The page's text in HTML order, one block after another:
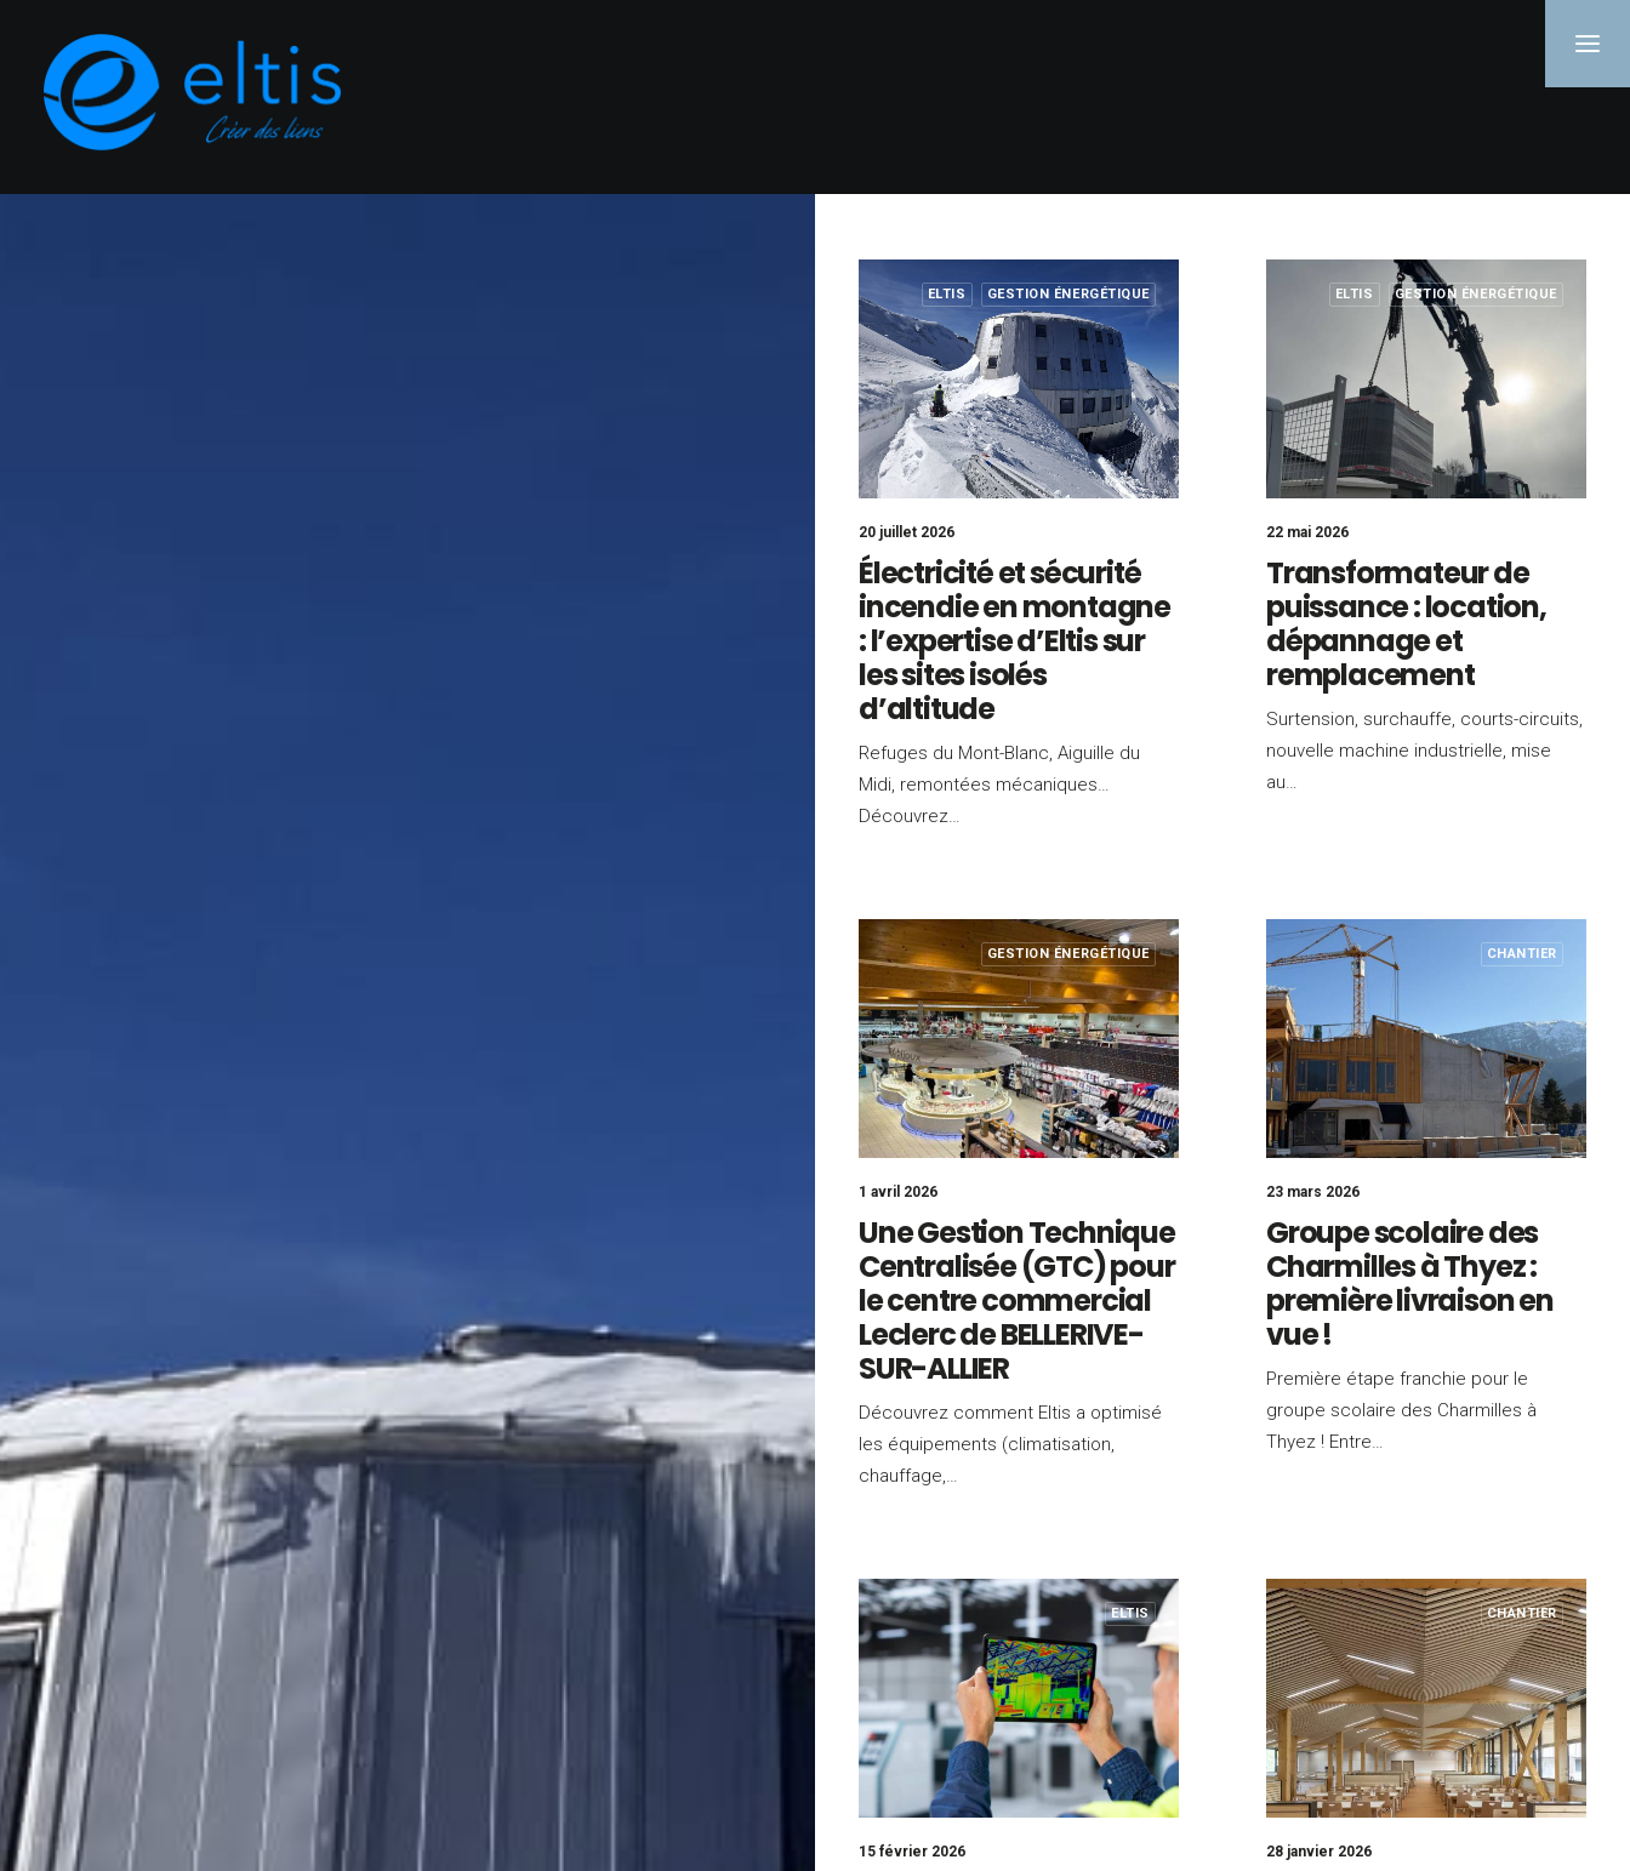
ELTIS GESTION ÉNERGÉTIQUE
20 juillet 2026
Électricité et sécurité
incendie en montagne
: l’expertise d’Eltis sur
les sites isolés
d’altitude
Refuges du Mont-Blanc, Aiguille du
Midi, remontées mécaniques…
Découvrez…
ELTIS GESTION ÉNERGÉTIQUE
22 mai 2026
Transformateur de
puissance : location,
dépannage et
remplacement
Surtension, surchauffe, courts-circuits,
nouvelle machine industrielle, mise
au…
GESTION ÉNERGÉTIQUE
1 avril 2026
Une Gestion Technique
Centralisée (GTC) pour
le centre commercial
Leclerc de BELLERIVE-
SUR-ALLIER
Découvrez comment Eltis a optimisé
les équipements (climatisation,
chauffage,…
CHANTIER
23 mars 2026
Groupe scolaire des
Charmilles à Thyez :
première livraison en
vue !
Première étape franchie pour le
groupe scolaire des Charmilles à
Thyez ! Entre…
ELTIS
15 février 2026
CHANTIER
28 janvier 2026